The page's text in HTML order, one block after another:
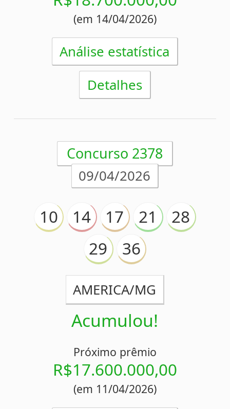
Análise de Apostas da Timemania
Simulador de Apostas da Timemania
Conferidor de Apostas da Timemania
Impressão de Volantes da Timemania
PRINCIPAL
Estatísticas
Desdobramentos
Conferidor
Simulador
Últimos resultados
Sorteios anteriores
Aumente suas chances